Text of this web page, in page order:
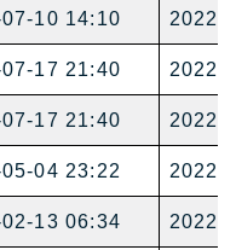
10 14:10 2022-
17 21:40 2022-
17 21:40 2022-
04 23:22 2022-
13 06:34 2022-